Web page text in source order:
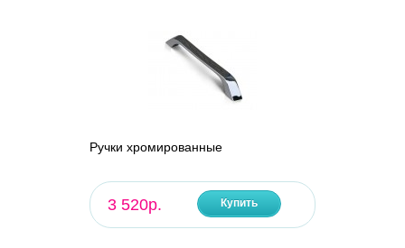
Ручки хромированные
3 520р. Купить